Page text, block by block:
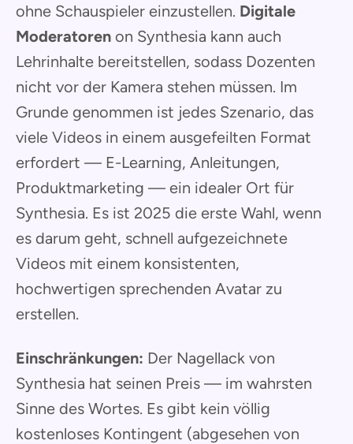
ohne Schauspieler einzustellen. Digitale
Moderatoren on Synthesia kann auch
Lehrinhalte bereitstellen, sodass Dozenten
nicht vor der Kamera stehen müssen. Im
Grunde genommen ist jedes Szenario, das
viele Videos in einem ausgefeilten Format
erfordert — E-Learning, Anleitungen,
Produktmarketing — ein idealer Ort für
Synthesia. Es ist 2025 die erste Wahl, wenn
es darum geht, schnell aufgezeichnete
Videos mit einem konsistenten,
hochwertigen sprechenden Avatar zu
erstellen.
Einschränkungen: Der Nagellack von
Synthesia hat seinen Preis — im wahrsten
Sinne des Wortes. Es gibt kein völlig
kostenloses Kontingent (abgesehen von